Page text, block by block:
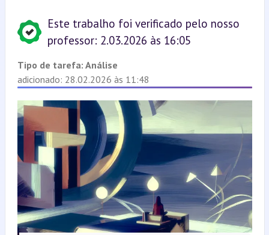
Este trabalho foi verificado pelo nosso
professor: 2.03.2026 às 16:05
Tipo de tarefa: Análise
adicionado: 28.02.2026 às 11:48